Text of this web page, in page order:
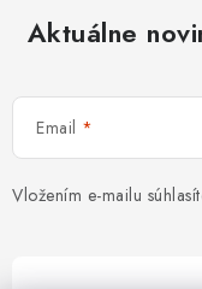
Aktuálne
Email
Vložením e-mailu